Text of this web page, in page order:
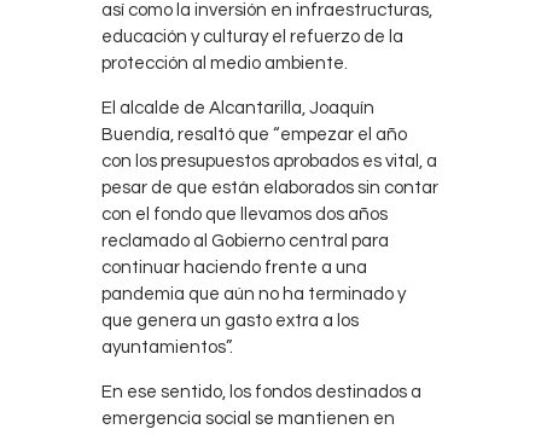
así como la inversión en infraestructuras,
educación y culturay el refuerzo de la
protección al medio ambiente.
El alcalde de Alcantarilla, Joaquín
Buendía, resaltó que “empezar el año
con los presupuestos aprobados es vital, a
pesar de que están elaborados sin contar
con el fondo que llevamos dos años
reclamado al Gobierno central para
continuar haciendo frente a una
pandemia que aún no ha terminado y
que genera un gasto extra a los
ayuntamientos”.
En ese sentido, los fondos destinados a
emergencia social se mantienen en